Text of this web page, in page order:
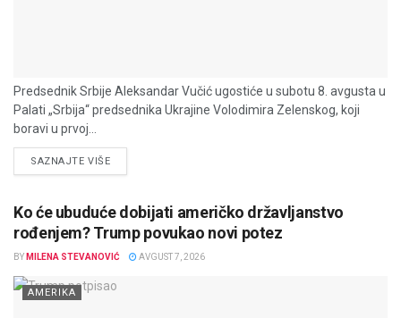
Predsednik Srbije Aleksandar Vučić ugostiće u subotu 8. avgusta u
Palati „Srbija“ predsednika Ukrajine Volodimira Zelenskog, koji
boravi u prvoj...
SAZNAJTE VIŠEDETAILS
Ko će ubuduće dobijati američko državljanstvo
rođenjem? Trump povukao novi potez
BY MILENA STEVANOVIĆ AVGUST 7, 2026
AMERIKA